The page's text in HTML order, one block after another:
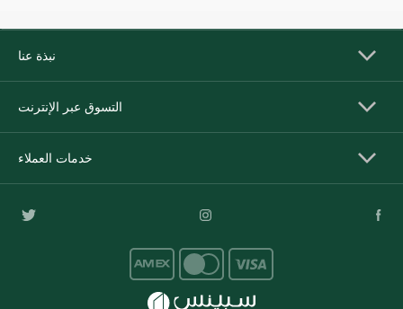
نبذة عنا
التسوق عبر الإنترنت
خدمات العملاء